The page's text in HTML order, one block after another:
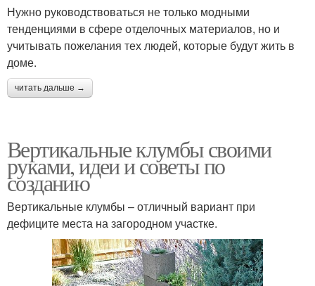
Нужно руководствоваться не только модными
тенденциями в сфере отделочных материалов, но и
учитывать пожелания тех людей, которые будут жить в
доме.
читать дальше →
Вертикальные клумбы своими
руками, идеи и советы по
созданию
Вертикальные клумбы – отличный вариант при
дефиците места на загородном участке.